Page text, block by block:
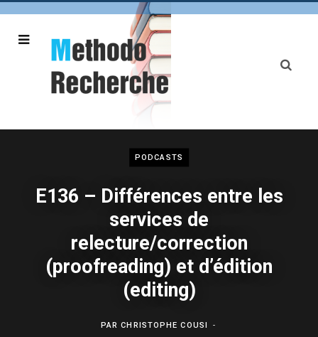
PODCASTS
E136 – Différences entre les
services de
relecture/correction
(proofreading) et d’édition
(editing)
PARCHRISTOPHE COUSI